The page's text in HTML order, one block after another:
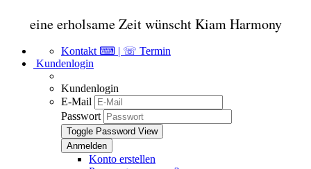
eine erholsame Zeit wünscht Kiam Harmony
Kontakt ⌨ | ☏ Termin
Kundenlogin
Kundenlogin
E-Mail
Passwort
Toggle Password View
Konto erstellen